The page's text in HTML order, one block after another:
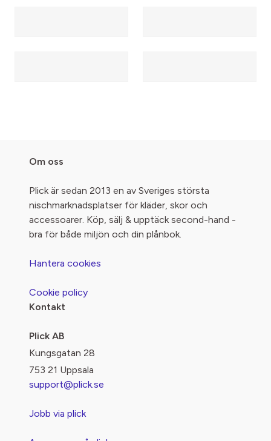
Om oss
Plick är sedan 2013 en av Sveriges största
nischmarknadsplatser för kläder, skor och
accessoarer. Köp, sälj & upptäck second-hand -
bra för både miljön och din plånbok.
Hantera cookies
Cookie policy
Kontakt
Plick AB
Kungsgatan 28
753 21 Uppsala
support@plick.se
Jobb via plick